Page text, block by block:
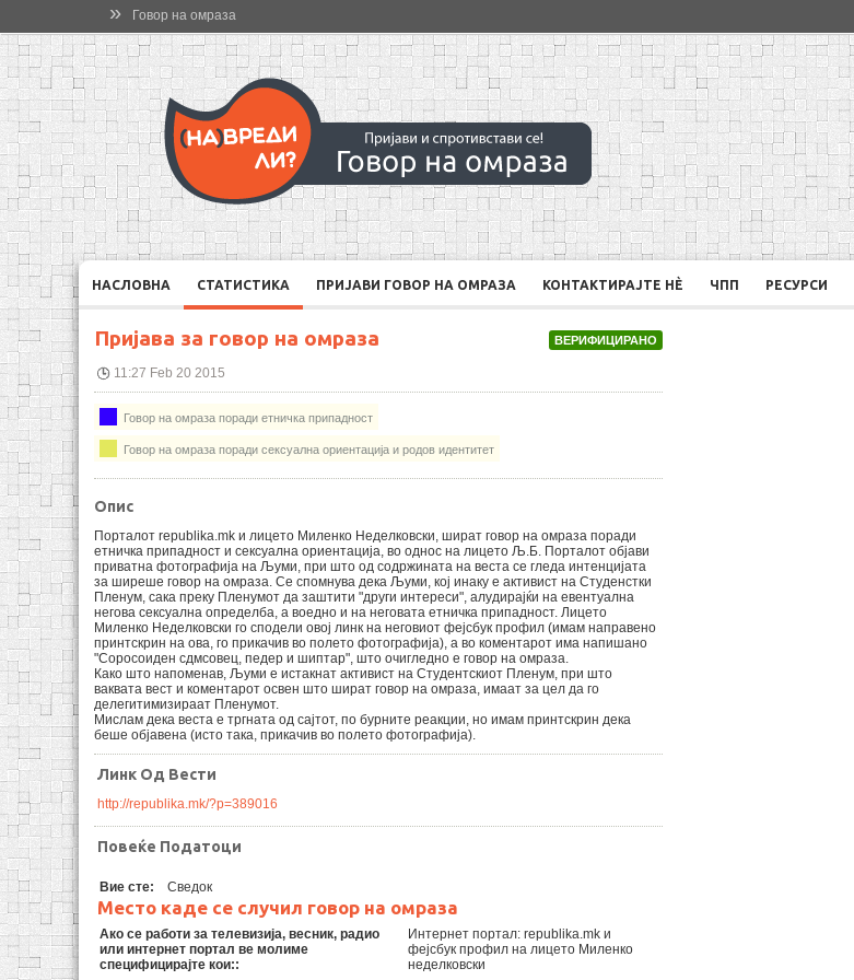
» Говор на омраза
НАСЛОВНА СТАТИСТИКА ПРИЈАВИ ГОВОР НА ОМРАЗА КОНТАКТИРАЈТЕ НÈ ЧПП РЕСУРСИ
ВЕРИФИЦИРАНО
Пријава за говор на омраза
11:27 Feb 20 2015
Говор на омраза поради етничка припадност
Говор на омраза поради сексуална ориентација и родов идентитет
Опис
Порталот republika.mk и лицето Миленко Неделковски, шират говор на омраза поради
етничка припадност и сексуална ориентација, во однос на лицето Љ.Б. Порталот објави
приватна фотографија на Љуми, при што од содржината на веста се гледа интенцијата
за ширеше говор на омраза. Се спомнува дека Љуми, кој инаку е активист на Студенстки
Пленум, сака преку Пленумот да заштити "други интереси", алудирајќи на евентуална
негова сексуална определба, а воедно и на неговата етничка припадност. Лицето
Миленко Неделковски го сподели овој линк на неговиот фејсбук профил (имам направено
принтскрин на ова, го прикачив во полето фотографија), а во коментарот има напишано
"Соросоиден сдмсовец, педер и шиптар", што очигледно е говор на омраза.
Како што напоменав, Љуми е истакнат активист на Студентскиот Пленум, при што
ваквата вест и коментарот освен што шират говор на омраза, имаат за цел да го
делегитимизираат Пленумот.
Мислам дека веста е тргната од сајтот, по бурните реакции, но имам принтскрин дека
беше објавена (исто така, прикачив во полето фотографија).
Линк Од Вести
http://republika.mk/?p=389016
Повеќе Податоци
Вие сте: Сведок
Место каде се случил говор на омраза
Ако се работи за телевизија, весник, радио
или интернет портал ве молиме
специфицирајте кои::
Интернет портал: republika.mk и
фејсбук профил на лицето Миленко
неделковски